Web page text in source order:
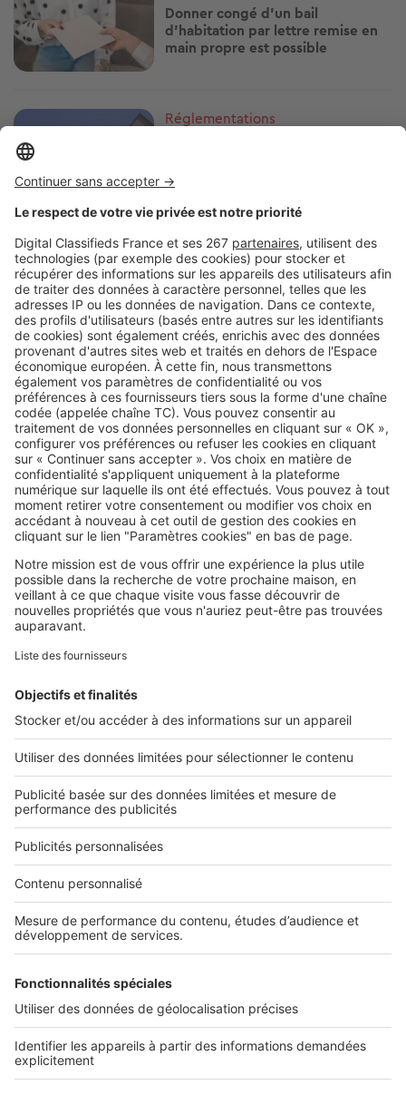
Donner congé d'un bail
d'habitation par lettre remise en
main propre est possible
Image
Réglementations
division pavillonnaire »
Image
Louer
Loi Alur : les justificatifs à fournir
pour bénéficier d’un préavis
réduit
Image
Louer
Loi ALUR : les nouvelles règles de
prescription en matière de bail
d'habitation
SeLoger c'est aussi
Retrouvez-nous sur ...
L'ENTREPRISE
Qui sommes-nous ?
Nous contacter
Nous recrutons
NOS APPLICATIONS
Découvrez nos applications
Tous nos services pro
Accès client
Mes annonces sur SeLoger
À DÉCOUVRIR